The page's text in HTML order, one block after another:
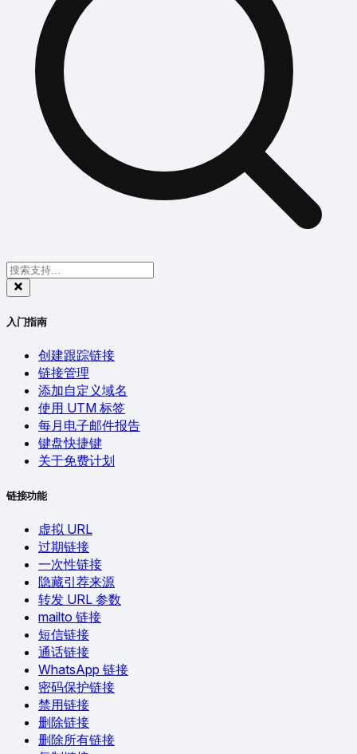
入门指南
创建跟踪链接
链接管理
添加自定义域名
使用 UTM 标签
每月电子邮件报告
键盘快捷键
关于免费计划
链接功能
虚拟 URL
过期链接
一次性链接
隐藏引荐来源
转发 URL 参数
mailto 链接
短信链接
通话链接
WhatsApp 链接
密码保护链接
禁用链接
删除链接
删除所有链接